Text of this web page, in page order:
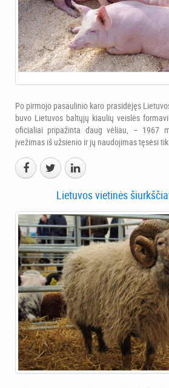
Po pirmojo pasaulinio karo prasidėjęs
buvo Lietuvos baltųjų kiaulių veislės
oficialiai pripažinta daug vėliau, – 1967
įvežimas iš užsienio ir jų naudojimas tęsėsi
Lietuvos vietinės